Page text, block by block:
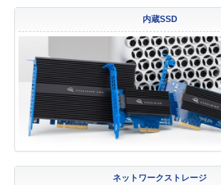
内蔵SSD
ネットワークストレージ